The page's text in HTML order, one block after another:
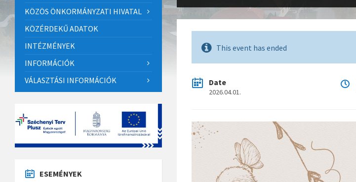
This event has ended
Date
2026.04.01.
KÖZÖS ÖNKORMÁNYZATI HIVATAL
KÖZÉRDEKŰ ADATOK
INTÉZMÉNYEK
INFORMÁCIÓK
VÁLASZTÁSI INFORMÁCIÓK
ESEMÉNYEK